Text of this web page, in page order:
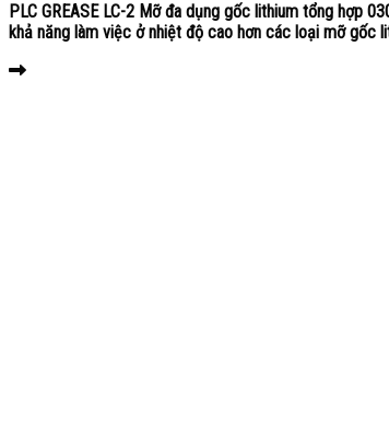
PLC GREASE LC-2 Mỡ đa dụng gốc lithium tổng hợp
khả năng làm việc ở nhiệt độ cao hơn các loại mỡ gốc